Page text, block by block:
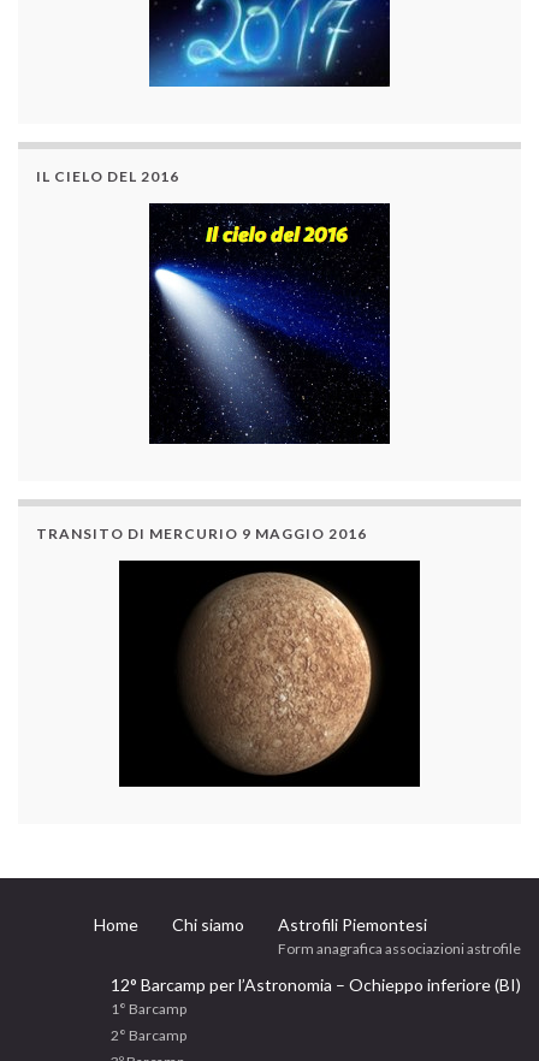
IL CIELO DEL 2016
TRANSITO DI MERCURIO 9 MAGGIO 2016
Home Chi siamo Astrofili Piemontesi
Form anagrafica associazioni astrofile
12° Barcamp per l’Astronomia – Ochieppo inferiore (BI)
1° Barcamp
2° Barcamp